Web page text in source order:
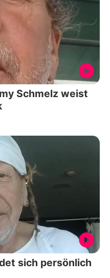
Schmelz weist
sich persönlich